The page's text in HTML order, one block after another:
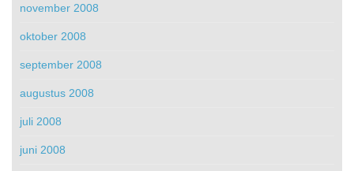
november 2008
oktober 2008
september 2008
augustus 2008
juli 2008
juni 2008